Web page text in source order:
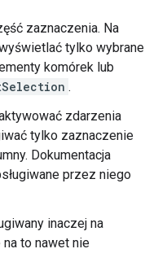
zaznaczenia. Na
tylko wybrane
komórek lub
.
zdarzenia
tylko zaznaczenie
Dokumentacja
przez niego
inaczej na
to nawet nie